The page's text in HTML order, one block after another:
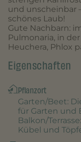
und unscheinbar
schönes Laub!
Gute Nachbarn:
Pulmonaria, in
Heuchera, Phlox
Eigenschaften
Pflanzort
Garten/Beet:
für Garten und
Balkon/Terrasse
Kübel und